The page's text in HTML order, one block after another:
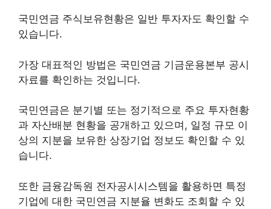
국민연금 주식보유현황은 일반 투자자도 확인할 수
있습니다.
가장 대표적인 방법은 국민연금 기금운용본부 공시
자료를 확인하는 것입니다.
국민연금은 분기별 또는 정기적으로 주요 투자현황
과 자산배분 현황을 공개하고 있으며, 일정 규모 이
상의 지분을 보유한 상장기업 정보도 확인할 수 있
습니다.
또한 금융감독원 전자공시시스템을 활용하면 특정
기업에 대한 국민연금 지분율 변화도 조회할 수 있